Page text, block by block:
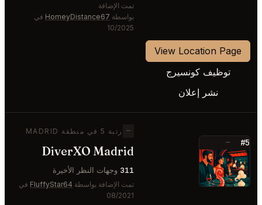
تمت الإضافة
بواسطة HomeyDistance67 في
10/2025
View Location Page
توظيف كونسيرج
نشر إعلان
#5
—
⭐
— رتبة 5 في منطقة MADRID
DiverXO Madrid
311 وجهات النظر الأخيرة
تمت الإضافة بواسطة FluffyStar64 في
08/2021